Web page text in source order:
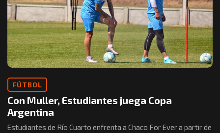
FÚTBOL
Con Muller, Estudiantes juega Copa
Argentina
Estudiantes de Río Cuarto enfrenta a Chaco For Ever a partir de